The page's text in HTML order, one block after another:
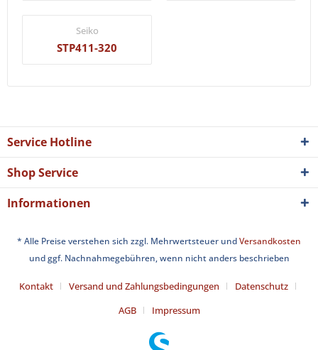
Seiko
STP411-320
Service Hotline
Shop Service
Informationen
* Alle Preise verstehen sich zzgl. Mehrwertsteuer undVersandkosten
und ggf. Nachnahmegebühren, wenn nicht anders beschrieben
Kontakt Versand und Zahlungsbedingungen
Datenschutz
AGB
Impressum